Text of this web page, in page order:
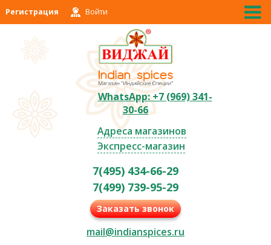
Регистрация Войти
WhatsApp: +7 (969) 341-
30-66
Адреса магазинов
Экспресс-магазин
7(495) 434-66-29
7(499) 739-95-29
Заказать звонок
mail@indianspices.ru